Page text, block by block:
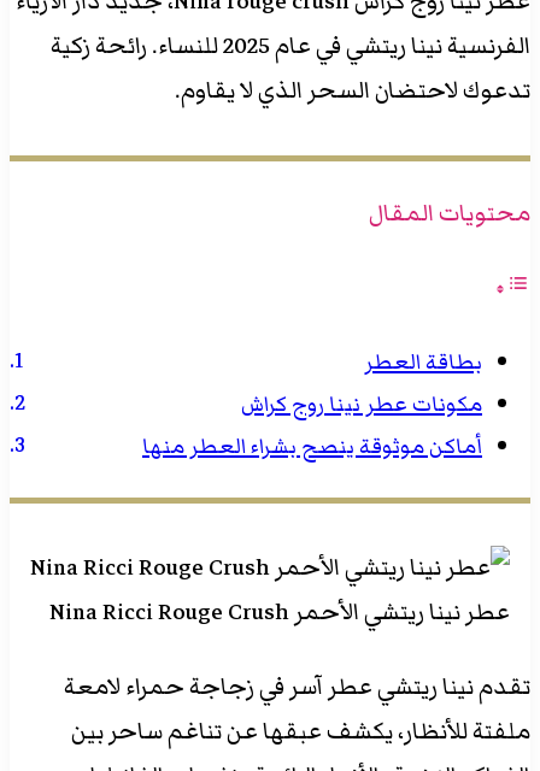
الفرنسية نينا ريتشي في عام 2025 للنساء. رائحة زكية
تدعوك لاحتضان السحر الذي لا يقاوم.
محتويات المقال
بطاقة العطر
مكونات عطر نينا روج كراش
أماكن موثوقة ينصح بشراء العطر منها
عطر نينا ريتشي الأحمر Nina Ricci Rouge Crush
تقدم نينا ريتشي عطر آسر في زجاجة حمراء لامعة
ملفتة للأنظار، يكشف عبقها عن تناغم ساحر بين